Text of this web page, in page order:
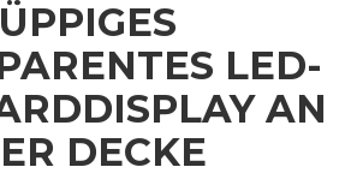
ÜPPIGES
LED-
AN
DECKE